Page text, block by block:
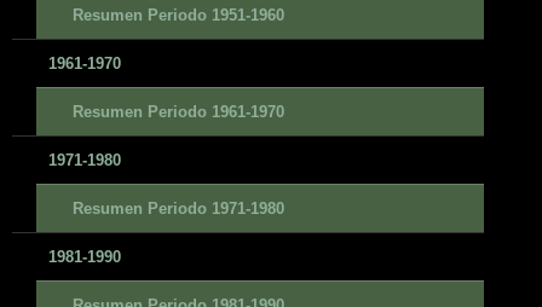
Resumen Periodo 1951-1960
1961-1970
Resumen Periodo 1961-1970
1971-1980
Resumen Periodo 1971-1980
1981-1990